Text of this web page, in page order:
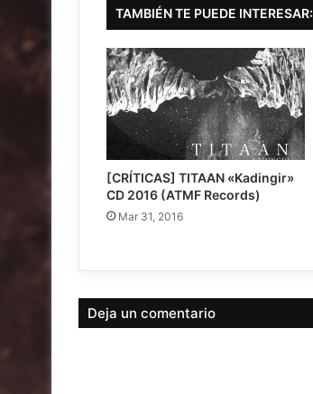
TAMBIÉN TE PUEDE INTERESAR:
[CRÍTICAS] TITAAN «Kadingir»
CD 2016 (ATMF Records)
Mar 31, 2016
Deja un comentario